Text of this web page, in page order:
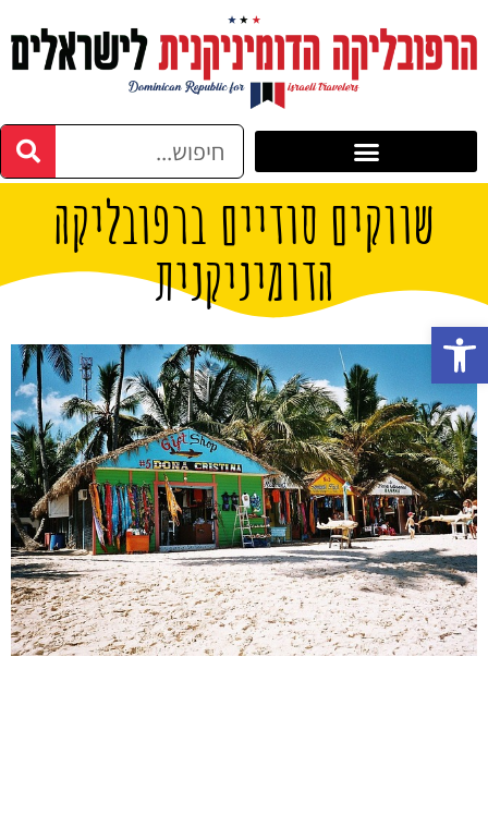
שווקים סודיים ברפובליקה
הדומיניקנית
פתח סרגל נגישות